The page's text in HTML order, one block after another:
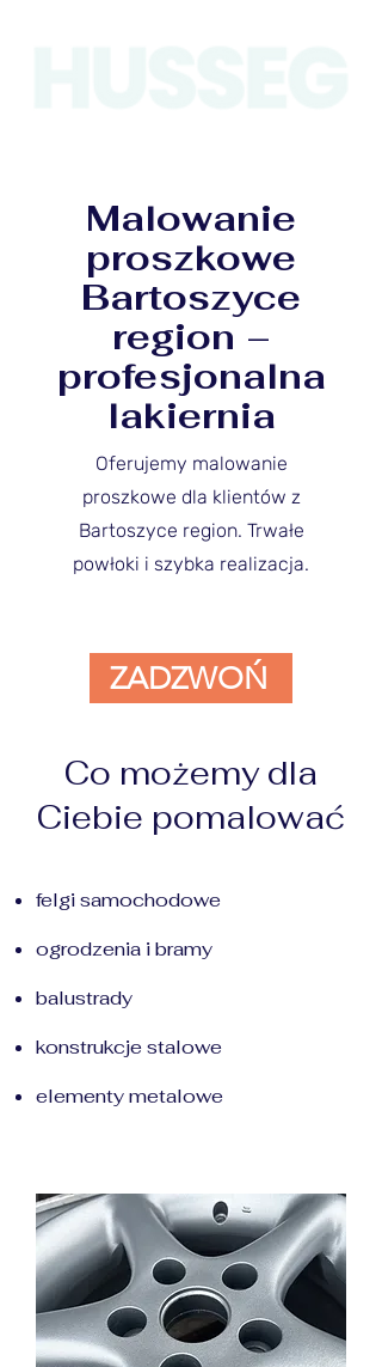
Malowanie
proszkowe
Bartoszyce
region –
profesjonalna
lakiernia
Oferujemy malowanie
proszkowe dla klientów z
Bartoszyce region. Trwałe
powłoki i szybka realizacja.
ZADZWOŃ
Co możemy dla
Ciebie pomalować
felgi samochodowe
​ogrodzenia i bramy
balustrady
konstrukcje stalowe
elementy metalowe